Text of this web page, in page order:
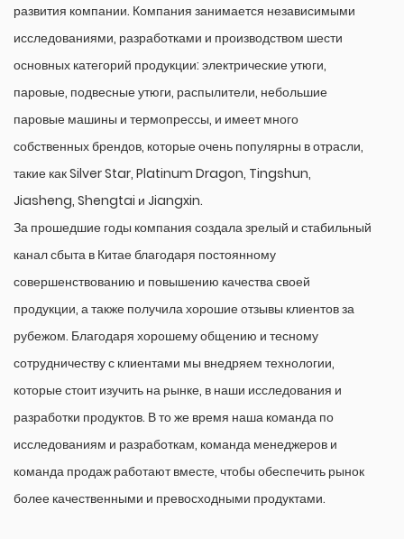
развития компании. Компания занимается независимыми
исследованиями, разработками и производством шести
основных категорий продукции: электрические утюги,
паровые, подвесные утюги, распылители, небольшие
паровые машины и термопрессы, и имеет много
собственных брендов, которые очень популярны в отрасли,
такие как Silver Star, Platinum Dragon, Tingshun,
Jiasheng, Shengtai и Jiangxin.
За прошедшие годы компания создала зрелый и стабильный
канал сбыта в Китае благодаря постоянному
совершенствованию и повышению качества своей
продукции, а также получила хорошие отзывы клиентов за
рубежом. Благодаря хорошему общению и тесному
сотрудничеству с клиентами мы внедряем технологии,
которые стоит изучить на рынке, в наши исследования и
разработки продуктов. В то же время наша команда по
исследованиям и разработкам, команда менеджеров и
команда продаж работают вместе, чтобы обеспечить рынок
более качественными и превосходными продуктами.